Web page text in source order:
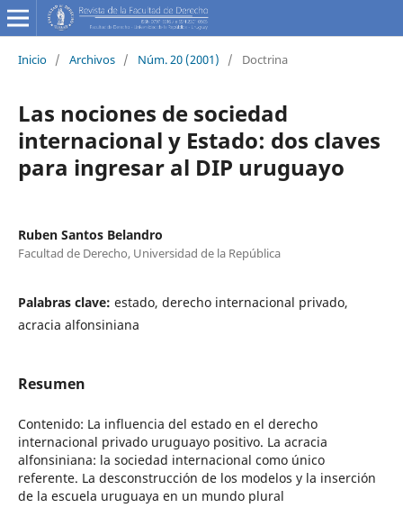
Inicio / Archivos / Núm. 20 (2001) / Doctrina
Las nociones de sociedad
internacional y Estado: dos claves
para ingresar al DIP uruguayo
Ruben Santos Belandro
Facultad de Derecho, Universidad de la República
Palabras clave: estado, derecho internacional privado,
acracia alfonsiniana
Resumen
Contenido: La influencia del estado en el derecho
internacional privado uruguayo positivo. La acracia
alfonsiniana: la sociedad internacional como único
referente. La desconstrucción de los modelos y la inserción
de la escuela uruguaya en un mundo plural